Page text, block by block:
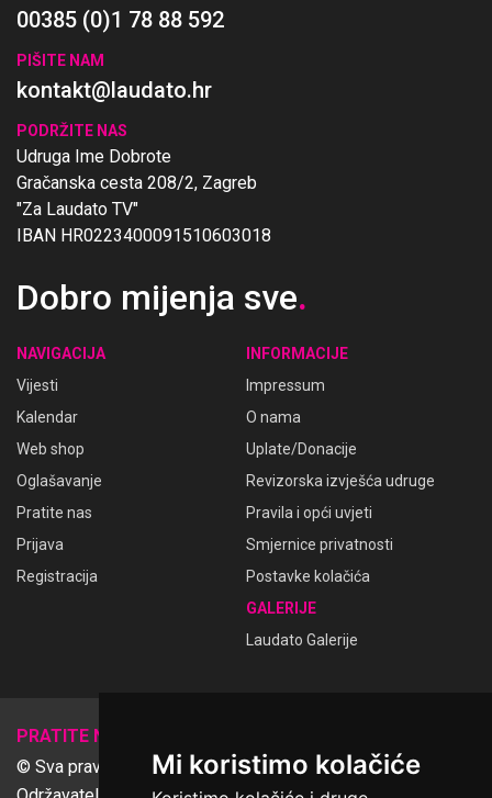
Mi koristimo kolačiće
00385 (0)1 78 88 592
PIŠITE NAM
kontakt@laudato.hr
PODRŽITE NAS
Udruga Ime Dobrote
Gračanska cesta 208/2, Zagreb
"Za Laudato TV"
IBAN HR0223400091510603018
Dobro mijenja sve.
NAVIGACIJA
Vijesti
Kalendar
Web shop
Oglašavanje
Pratite nas
Prijava
Registracija
INFORMACIJE
Impressum
O nama
Uplate/Donacije
Revizorska izvješća udruge
Pravila i opći uvjeti
Smjernice privatnosti
Postavke kolačića
GALERIJE
Laudato Galerije
PRATITE NAS
© Sva prava pridržana Udruga Ime dobrote